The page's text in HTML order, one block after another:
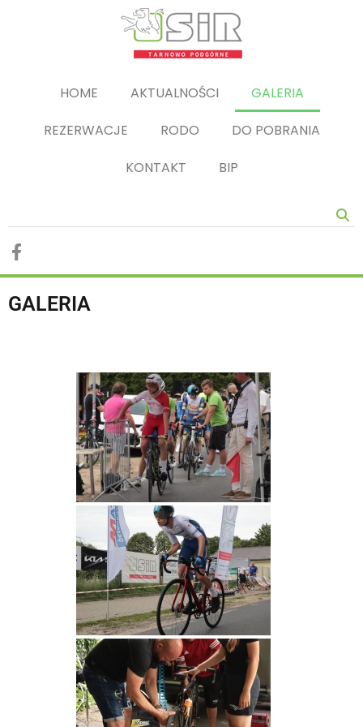
HOME AKTUALNOŚCI
GALERIA
REZERWACJE
RODO
DO POBRANIA
KONTAKT
BIP
GALERIA